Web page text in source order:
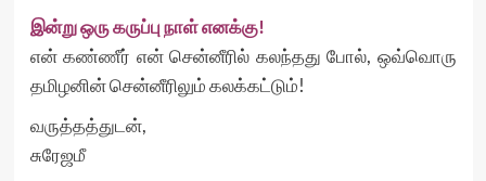
இன்று ஒரு கருப்பு நாள் எனக்கு!
என் கண்ணீர் என் சென்னீரில் கலந்தது போல், ஒவ்வொரு
தமிழனின் சென்னீரிலும் கலக்கட்டும்!
வருத்தத்துடன்,
சுரேஜமீ